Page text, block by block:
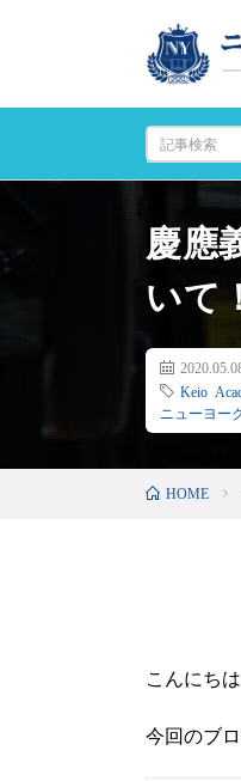
慶應
いて
Keio
ニューヨー
HOME
こんにち
今回のブロ